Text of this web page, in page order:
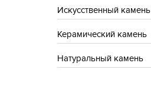
Искусственный камень
Akrilika
Bienstone
Corian
Керамический камень
Atlas Plan
DEKTON
Натуральный камень